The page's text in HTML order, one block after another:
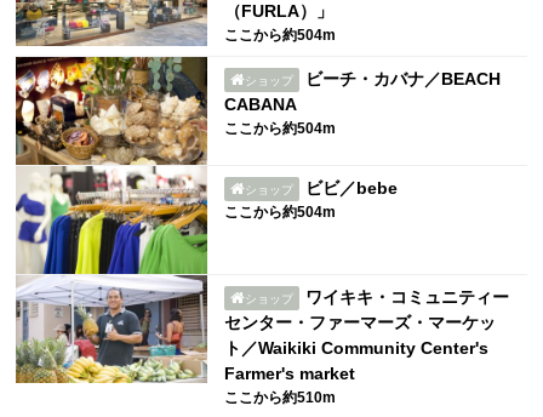
（FURLA）」
ここから約504m
ショップ
ビーチ・カバナ／BEACH
CABANA
ここから約504m
ショップ ビビ／bebe
ここから約504m
ショップ
ワイキキ・コミュニティー
センター・ファーマーズ・マーケッ
ト／Waikiki Community Center's
Farmer's market
ここから約510m